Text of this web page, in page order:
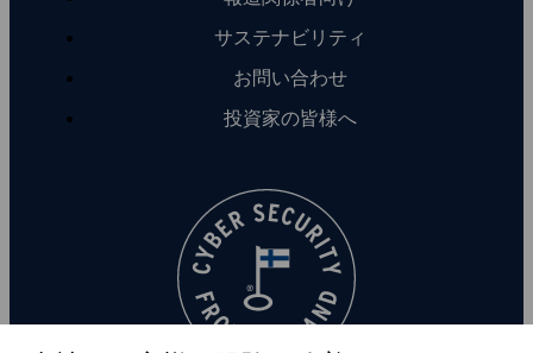
サステナビリティ
お問い合わせ
投資家の皆様へ